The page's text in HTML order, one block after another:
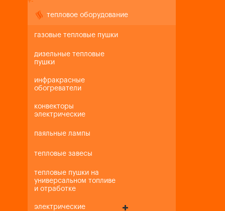
тепловое оборудование
газовые тепловые пушки
дизельные тепловые
пушки
инфракрасные
обогреватели
конвекторы
электрические
паяльные лампы
тепловые завесы
тепловые пушки на
универсальном топливе
и отработке
электрические